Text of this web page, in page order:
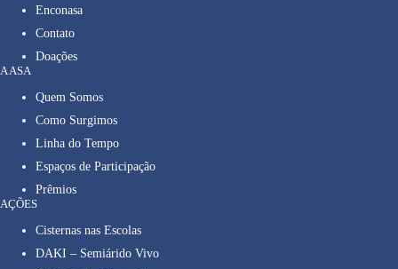
Enconasa
Contato
Doações
A ASA
Quem Somos
Como Surgimos
Linha do Tempo
Espaços de Participação
Prêmios
AÇÕES
Cisternas nas Escolas
DAKI – Semiárido Vivo